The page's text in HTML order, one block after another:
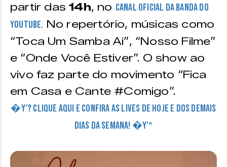
partir das14h, no canal oficial da banda do
Youtube. No repertório, músicas como
“Toca Um Samba Ai”, “Nosso Filme”
e “Onde Você Estiver”. O show ao
vivo faz parte do movimento “Fica
em Casa e Cante #Comigo”.
�Y’? CLIQUE AQUI E CONFIRA AS LIVES DE HOJE E DOS DEMAIS
DIAS DA SEMANA! �Y’^